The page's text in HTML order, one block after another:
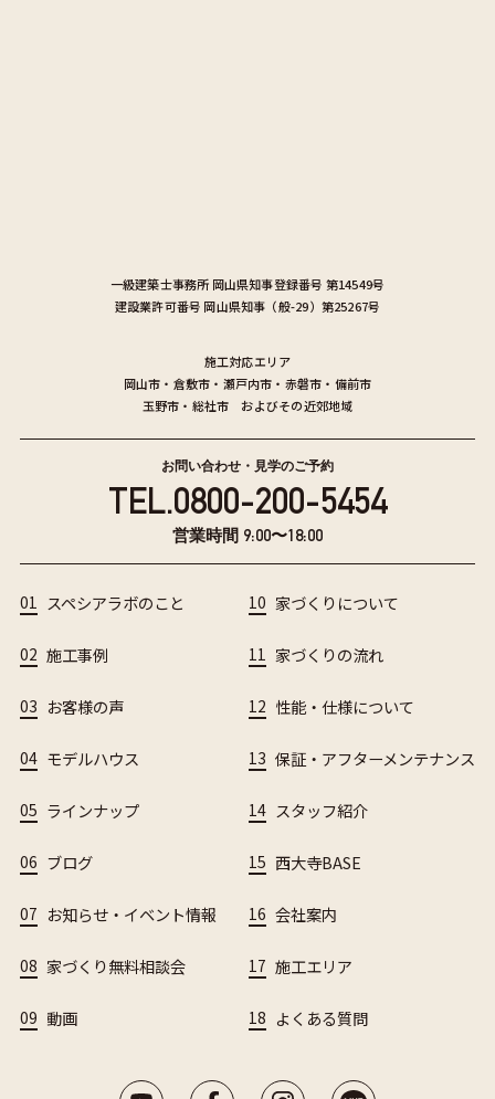
一級建築士事務所 岡山県知事登録番号 第14549号
建設業許可番号 岡山県知事（般-29）第25267号
施工対応エリア
岡山市 ・ 倉敷市 ・ 瀬戸内市 ・ 赤磐市 ・ 備前市
玉野市 ・ 総社市 およびその近郊地域
お問い合わせ・見学のご予約
TEL.0800-200-5454
営業時間 9:00〜18:00
01 スペシアラボのこと
02 施工事例
03 お客様の声
04 モデルハウス
05 ラインナップ
06 ブログ
07 お知らせ・イベント情報
08 家づくり無料相談会
09 動画
10 家づくりについて
11 家づくりの流れ
12 性能・仕様について
13 保証・アフターメンテナンス
14 スタッフ紹介
15 西大寺BASE
16 会社案内
17 施工エリア
18 よくある質問